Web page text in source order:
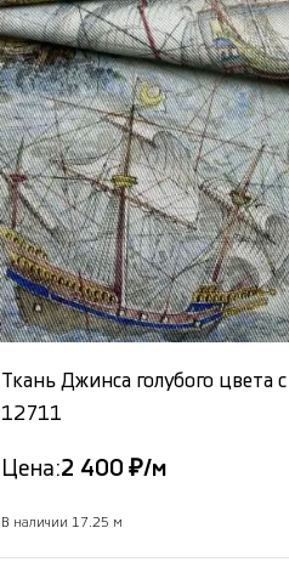
Ткань Джинса голубого цвета
12711
Цена:2 400 ₽/м
В наличии 17.25 м